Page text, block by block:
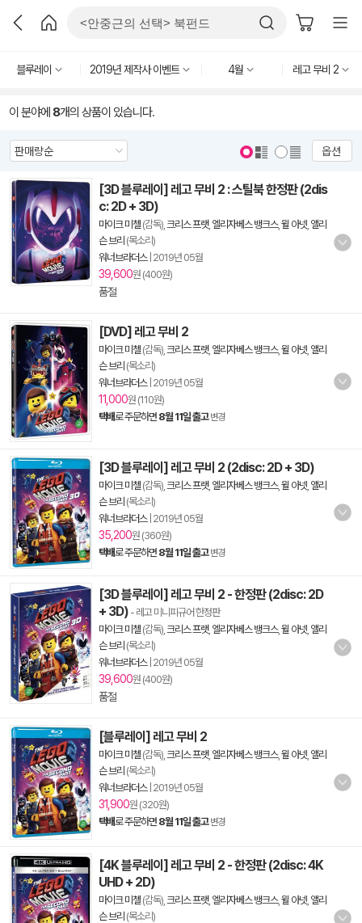
블루레이 2019년 제작사 이벤트 4월 레고 무비 2
이 분야에 8개의 상품이 있습니다.
옵션
[3D 블루레이] 레고 무비 2 : 스틸북 한정판 (2dis
c: 2D + 3D)
마이크 미첼 (감독), 크리스 프랫, 엘리자베스 뱅크스, 윌 아넷 앨리
슨 브리 (목소리)
워너브라더스| 2019년 05월
39,600원 (400원)
품절
[DVD] 레고 무비 2
마이크 미첼 (감독), 크리스 프랫, 엘리자베스 뱅크스, 윌 아넷 앨리
슨 브리 (목소리)
워너브라더스| 2019년 05월
11,000원 (110원)
택배로 주문하면 8월 11일 출고 변경
[3D 블루레이] 레고 무비 2 (2disc: 2D + 3D)
마이크 미첼 (감독), 크리스 프랫, 엘리자베스 뱅크스, 윌 아넷 앨리
슨 브리 (목소리)
워너브라더스| 2019년 05월
35,200원 (360원)
택배로 주문하면 8월 11일 출고 변경
[3D 블루레이] 레고 무비 2 - 한정판 (2disc: 2D
+ 3D) - 레고 미니피규어 한정판
마이크 미첼 (감독), 크리스 프랫, 엘리자베스 뱅크스, 윌 아넷 앨리
슨 브리 (목소리)
워너브라더스| 2019년 05월
39,600원 (400원)
품절
[블루레이] 레고 무비 2
마이크 미첼 (감독), 크리스 프랫, 엘리자베스 뱅크스, 윌 아넷 앨리
슨 브리 (목소리)
워너브라더스| 2019년 05월
31,900원 (320원)
택배로 주문하면 8월 11일 출고 변경
[4K 블루레이] 레고 무비 2 - 한정판 (2disc: 4K
UHD + 2D)
마이크 미첼 (감독), 크리스 프랫, 엘리자베스 뱅크스, 윌 아넷 앨리
슨 브리 (목소리)